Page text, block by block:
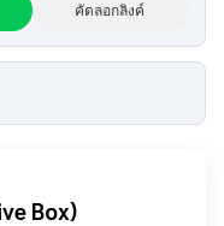
คัดลอกลิงค์
Box)